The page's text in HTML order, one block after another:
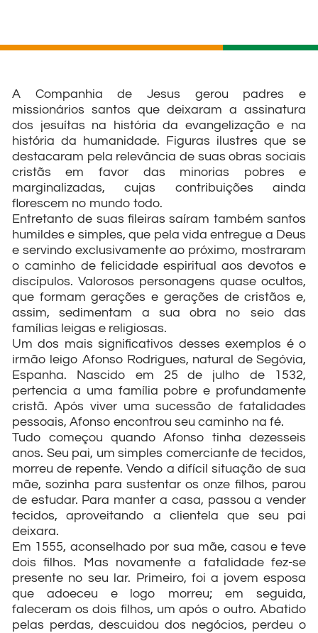
A Companhia de Jesus gerou padres e
missionários santos que deixaram a assinatura
dos jesuítas na história da evangelização e na
história da humanidade. Figuras ilustres que se
destacaram pela relevância de suas obras sociais
cristãs em favor das minorias pobres e
marginalizadas, cujas contribuições ainda
florescem no mundo todo.
Entretanto de suas fileiras saíram também santos
humildes e simples, que pela vida entregue a Deus
e servindo exclusivamente ao próximo, mostraram
o caminho de felicidade espiritual aos devotos e
discípulos. Valorosos personagens quase ocultos,
que formam gerações e gerações de cristãos e,
assim, sedimentam a sua obra no seio das
famílias leigas e religiosas.
Um dos mais significativos desses exemplos é o
irmão leigo Afonso Rodrigues, natural de Segóvia,
Espanha. Nascido em 25 de julho de 1532,
pertencia a uma família pobre e profundamente
cristã. Após viver uma sucessão de fatalidades
pessoais, Afonso encontrou seu caminho na fé.
Tudo começou quando Afonso tinha dezesseis
anos. Seu pai, um simples comerciante de tecidos,
morreu de repente. Vendo a difícil situação de sua
mãe, sozinha para sustentar os onze filhos, parou
de estudar. Para manter a casa, passou a vender
tecidos, aproveitando a clientela que seu pai
deixara.
Em 1555, aconselhado por sua mãe, casou e teve
dois filhos. Mas novamente a fatalidade fez-se
presente no seu lar. Primeiro, foi a jovem esposa
que adoeceu e logo morreu; em seguida,
faleceram os dois filhos, um após o outro. Abatido
pelas perdas, descuidou dos negócios, perdeu o